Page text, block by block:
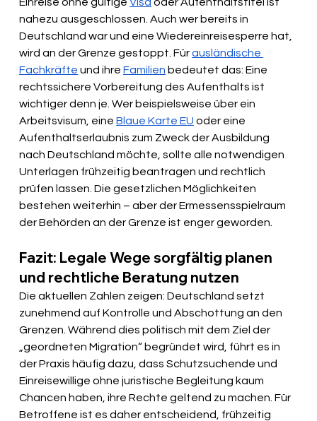
nahezu ausgeschlossen. Auch wer bereits in
Deutschland war und eine Wiedereinreisesperre hat,
wird an der Grenze gestoppt. Für ausländische
Fachkräfte und ihre Familien bedeutet das: Eine
rechtssichere Vorbereitung des Aufenthalts ist
wichtiger denn je. Wer beispielsweise über ein
Arbeitsvisum, eine Blaue Karte EU oder eine
Aufenthaltserlaubnis zum Zweck der Ausbildung
nach Deutschland möchte, sollte alle notwendigen
Unterlagen frühzeitig beantragen und rechtlich
prüfen lassen. Die gesetzlichen Möglichkeiten
bestehen weiterhin – aber der Ermessensspielraum
der Behörden an der Grenze ist enger geworden.
Fazit: Legale Wege sorgfältig planen
und rechtliche Beratung nutzen
Die aktuellen Zahlen zeigen: Deutschland setzt
zunehmend auf Kontrolle und Abschottung an den
Grenzen. Während dies politisch mit dem Ziel der
„geordneten Migration“ begründet wird, führt es in
der Praxis häufig dazu, dass Schutzsuchende und
Einreisewillige ohne juristische Begleitung kaum
Chancen haben, ihre Rechte geltend zu machen. Für
Betroffene ist es daher entscheidend, frühzeitig